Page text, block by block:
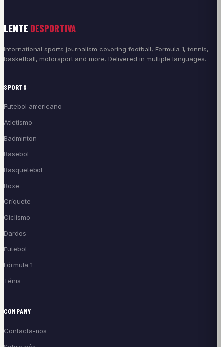
LENTE DESPORTIVA
International sports journalism covering football, Formula 1, tennis,
basketball, motorsport and more. Delivered in multiple languages.
SPORTS
Futebol americano
Atletismo
Badminton
Basebol
Basquetebol
Boxe
Críquete
Ciclismo
Dardos
Futebol
Fórmula 1
Ténis
COMPANY
Contacta-nos